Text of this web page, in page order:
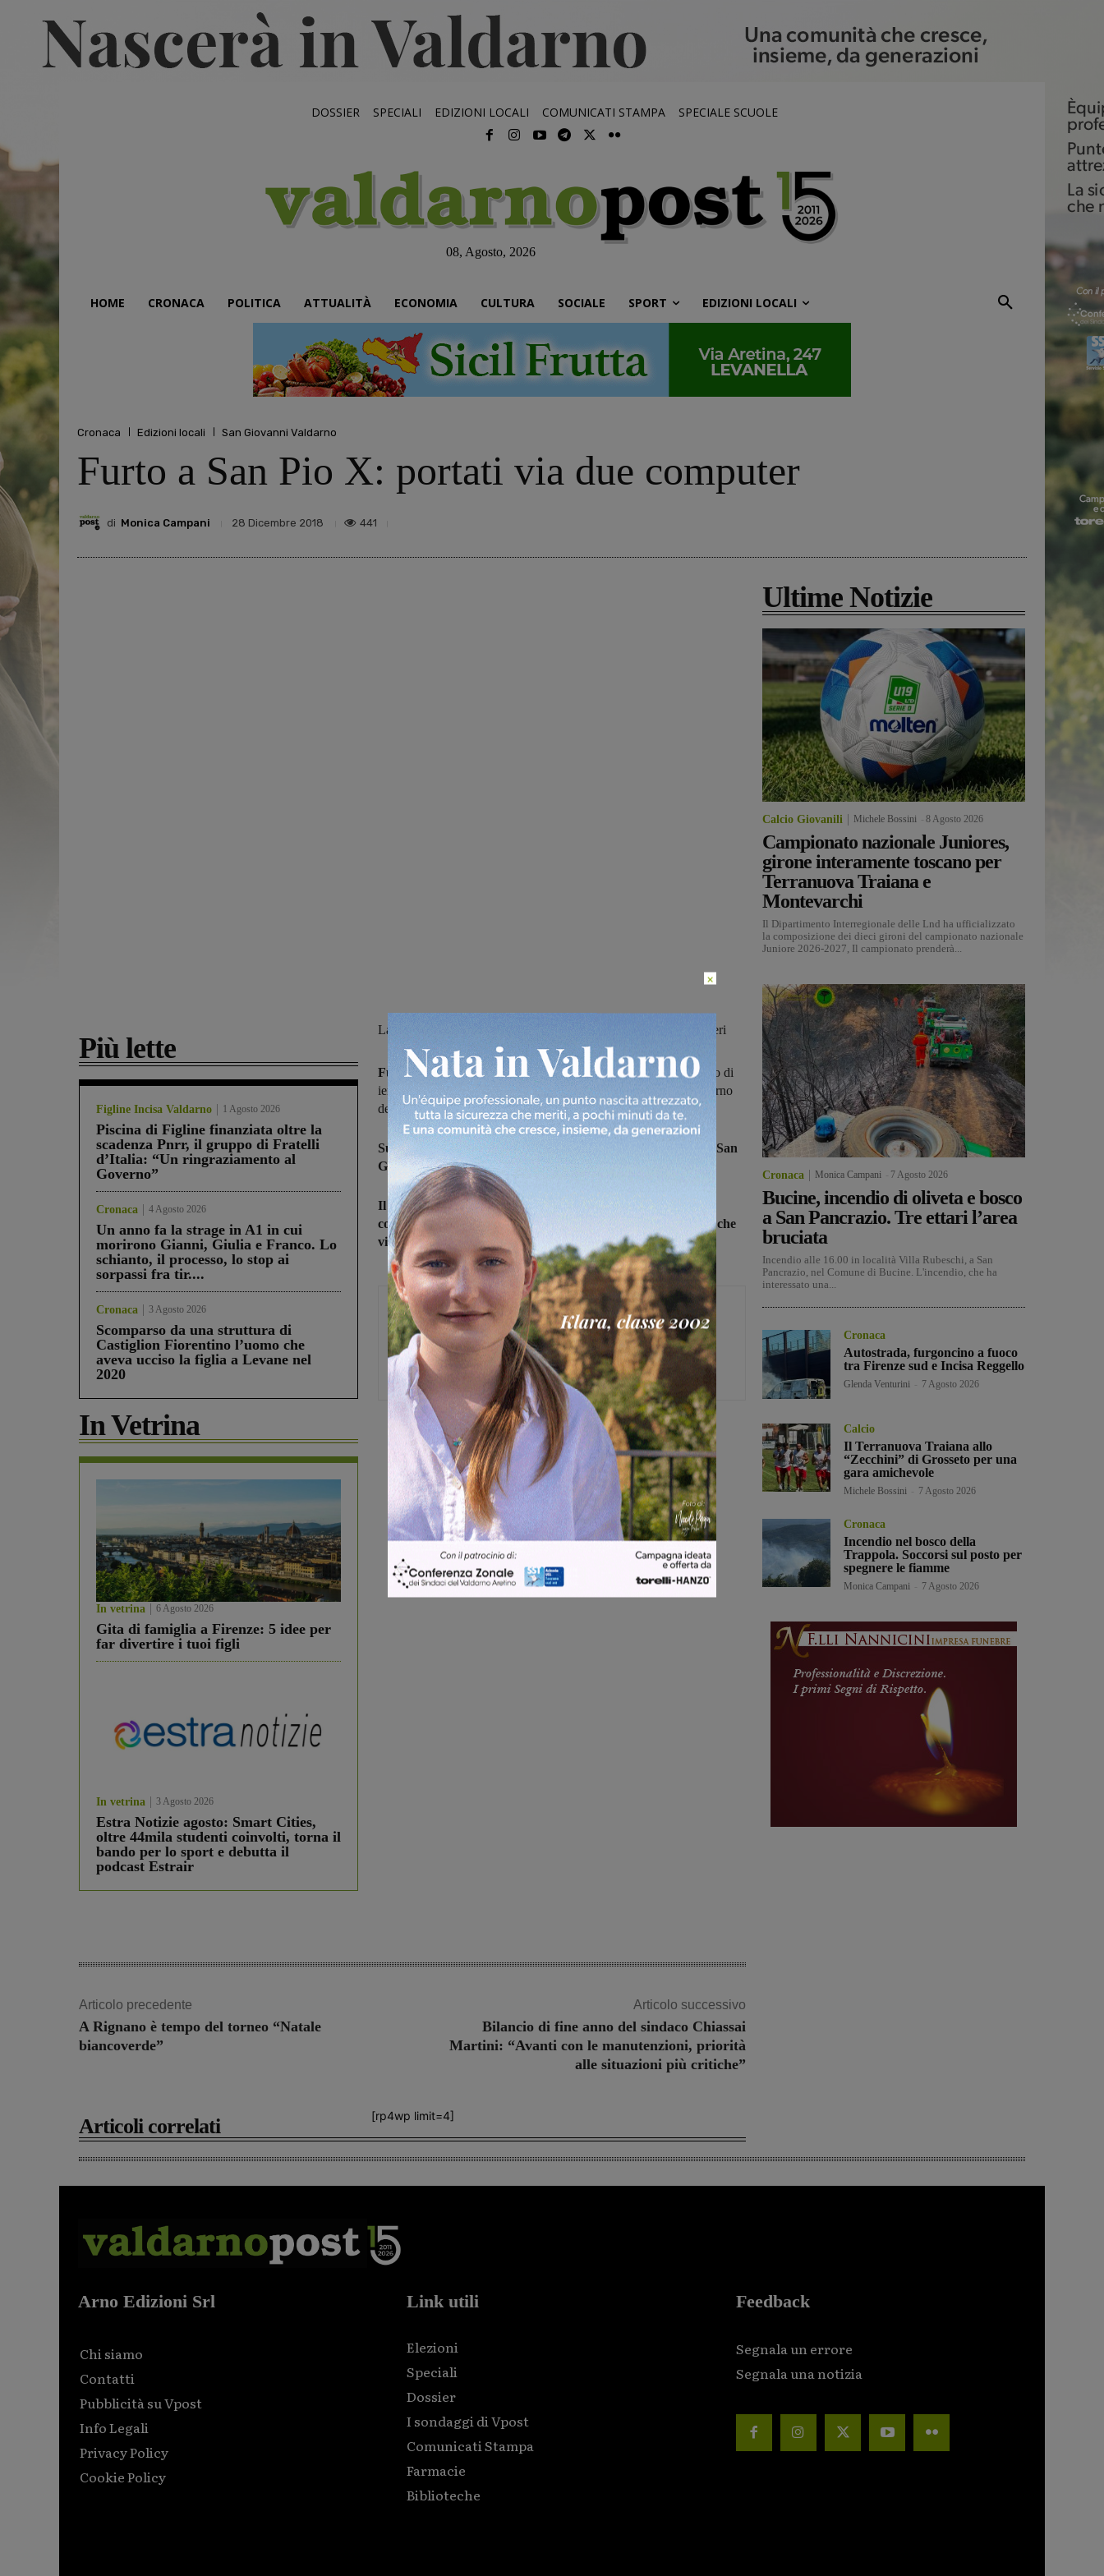
DOSSIER SPECIALI EDIZIONI LOCALI COMUNICATI STAMPA SPECIALE SCUOLE
08, Agosto, 2026
HOME CRONACA POLITICA ATTUALITÀ ECONOMIA CULTURA SOCIALE SPORT EDIZIONI LOCALI
Cronaca Edizioni locali San Giovanni Valdarno
Furto a San Pio X: portati via due computer
di Monica Campani 28 Dicembre 2018 441
Più lette
Figline Incisa Valdarno 1 Agosto 2026
Piscina di Figline finanziata oltre la
scadenza Pnrr, il gruppo di Fratelli
d’Italia: “Un ringraziamento al
Governo”
Cronaca 4 Agosto 2026
Un anno fa la strage in A1 in cui
morirono Gianni, Giulia e Franco. Lo
schianto, il processo, lo stop ai
sorpassi fra tir....
Cronaca 3 Agosto 2026
Scomparso da una struttura di
Castiglion Fiorentino l’uomo che
aveva ucciso la figlia a Levane nel
2020
In Vetrina
In vetrina 6 Agosto 2026
Gita di famiglia a Firenze: 5 idee per
far divertire i tuoi figli
In vetrina 3 Agosto 2026
Estra Notizie agosto: Smart Cities,
oltre 44mila studenti coinvolti, torna il
bando per lo sport e debutta il
podcast Estrair
La vicenda è accaduta nel pomeriggio di ieri. Sul posto i carabinieri
Furto a San Pio X a San Giovanni.I soliti ignoti nel pomeriggio di
ieri si sono introdotti nella Chiesa e da qui nella canonica. All'interno
degli uffici hanno rubato due computer e poi sono fuggiti.
Sul posto sono stati chiamati i carabinieri della compagnia di San
Giovanni.
Il furto è stato di scarso valore ma per don Luca perdere il
computer ha significato veder scomparire anche tanti ricordi che
vi erano contenuti con foto e documenti.
Monica Campani
Direttore
Share
Articolo precedente
A Rignano è tempo del torneo “Natale
biancoverde”
Articolo successivo
Bilancio di fine anno del sindaco Chiassai
Martini: “Avanti con le manutenzioni, priorità
alle situazioni più critiche”
[rp4wp limit=4]
Articoli correlati
Ultime Notizie
Calcio Giovanili Michele Bossini 8 Agosto 2026
Campionato nazionale Juniores,
girone interamente toscano per
Terranuova Traiana e
Montevarchi
Il Dipartimento Interregionale delle Lnd ha ufficializzato
la composizione dei dieci gironi del campionato nazionale
Juniore 2026-2027, Il campionato prenderà...
Cronaca Monica Campani 7 Agosto 2026
Bucine, incendio di oliveta e bosco
a San Pancrazio. Tre ettari l’area
bruciata
Incendio alle 16.00 in località Villa Rubeschi, a San
Pancrazio, nel Comune di Bucine. L'incendio, che ha
interessato una...
Cronaca
Autostrada, furgoncino a fuoco
tra Firenze sud e Incisa Reggello
Glenda Venturini 7 Agosto 2026
Calcio
Il Terranuova Traiana allo
“Zecchini” di Grosseto per una
gara amichevole
Michele Bossini 7 Agosto 2026
Cronaca
Incendio nel bosco della
Trappola. Soccorsi sul posto per
spegnere le fiamme
Monica Campani 7 Agosto 2026
Arno Edizioni Srl
Chi siamo
Contatti
Pubblicità su Vpost
Info Legali
Privacy Policy
Cookie Policy
Link utili
Elezioni
Speciali
Dossier
I sondaggi di Vpost
Comunicati Stampa
Farmacie
Biblioteche
Feedback
Segnala un errore
Segnala una notizia
×